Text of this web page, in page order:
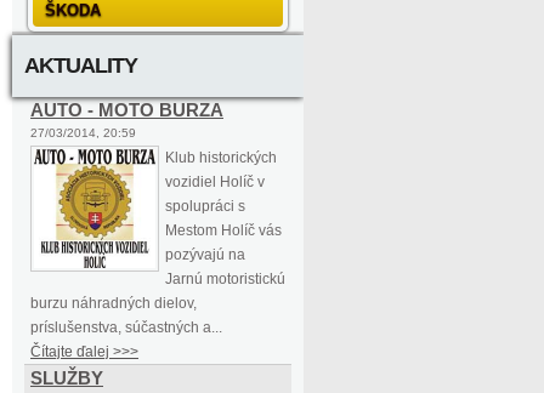
ŠKODA
AKTUALITY
AUTO - MOTO BURZA
27/03/2014, 20:59
Klub historických
vozidiel Holíč v
spolupráci s
Mestom Holíč vás
pozývajú na
Jarnú motoristickú
burzu náhradných dielov,
príslušenstva, súčastných a...
Čítajte ďalej >>>
SLUŽBY